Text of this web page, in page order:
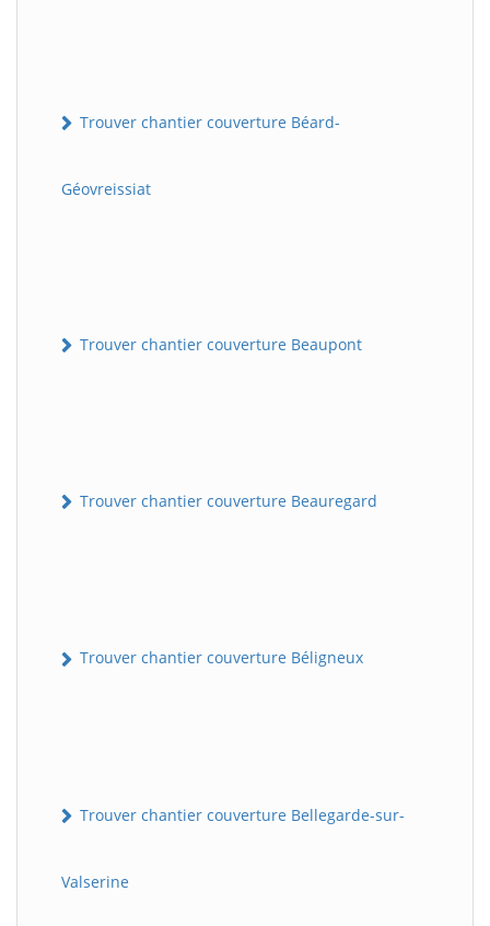
Trouver chantier couverture Béard-
Géovreissiat
Trouver chantier couverture Beaupont
Trouver chantier couverture Beauregard
Trouver chantier couverture Béligneux
Trouver chantier couverture Bellegarde-sur-
Valserine